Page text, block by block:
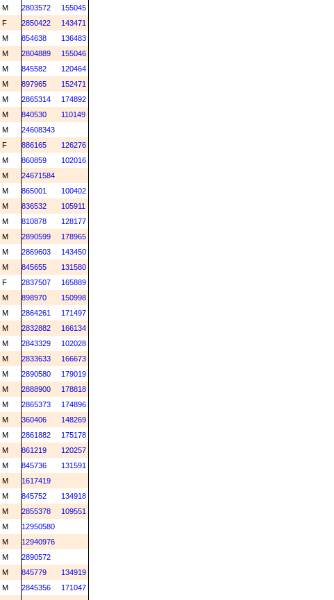
M 2803572
155045
F 2850422
143471
M 854638
136483
M 2804889
155046
M 845582
120464
M 897965
152471
M 2865314
174892
M 840530
110149
M
24608343
F 886165
126276
M 860859
102016
M
24671584
M 865001
100402
M 836532
105911
M 810878
128177
M 2890599
178965
M 2869603
143450
M 845655
131580
F 2837507
165889
M 898970
150998
M 2864261
171497
M 2832882
166134
M 2843329
102028
M 2833633
166673
M 2890580
179019
M 2888900
178818
M 2865373
174896
M 360406
148269
M 2861882
175178
M 861219
120257
M 845736
131591
M
1617419
M 845752
134918
M 2855378
109551
M
12950580
M
12940976
M
2890572
M 845779
134919
M 2845356
171047